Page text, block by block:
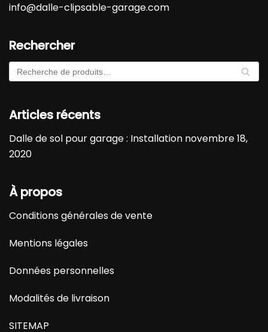
info@dalle-clipsable-garage.com
Rechercher
RE
Articles récents
Dalle de sol pour garage : Installation novembre 18,
2020
À propos
Conditions générales de vente
Mentions légales
Données personnelles
Modalités de livraison
SITEMAP